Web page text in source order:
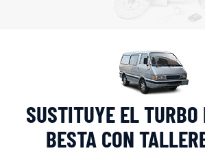
SUSTITUYE EL
BESTA CON